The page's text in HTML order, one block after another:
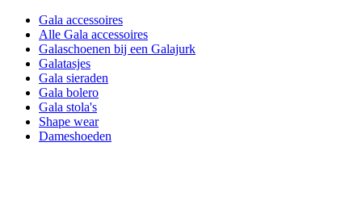
Gala accessoires
Alle Gala accessoires
Galaschoenen bij een Galajurk
Galatasjes
Gala sieraden
Gala bolero
Gala stola's
Shape wear
Dameshoeden